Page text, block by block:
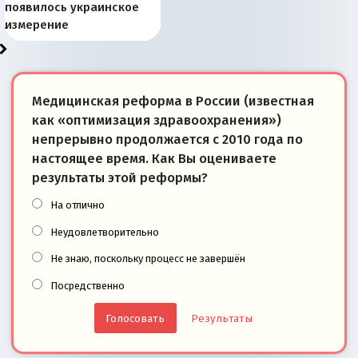
Запада рассказала о
«переобувании» хозяев
перемены: 15 шагов к
суверенной экономике
Европы
сбрасывать балласт
Анкориджа
года: первые уступки во
внутренней политике
сегодня
Варшаве не поможет её
отношениям с Россией?
современной истории
Южной Осетии
появилось украинское
измерение
Медицинская реформа в России (известная
как «оптимизация здравоохранения»)
непрерывно продолжается с 2010 года по
настоящее время. Как Вы оцениваете
результаты этой реформы?
На отлично
Неудовлетворительно
Не знаю, поскольку процесс не завершён
Посредственно
Результаты